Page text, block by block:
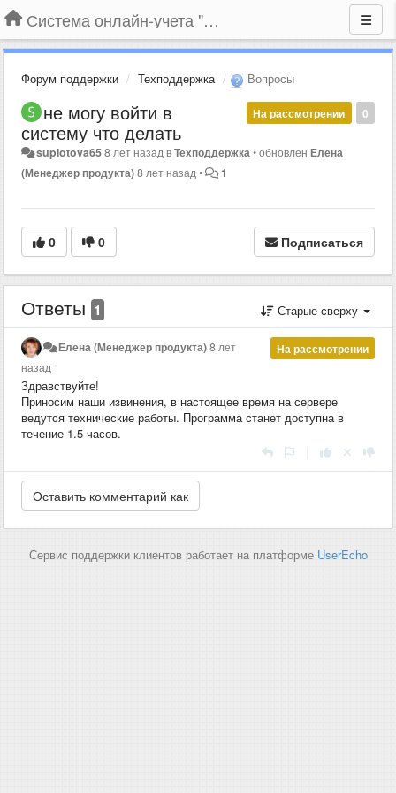
Система онлайн-учета "Большая Птица"
Форум поддержки Техподдержка Вопросы
0
На рассмотрении
не могу войти в
систему что делать
suplotova658 лет назад вТехподдержка •обновленЕлена
(Менеджер продукта)8 лет назад • 1
0 0 Подписаться
Ответы 1 Старые сверху
На рассмотрении
Елена (Менеджер продукта)8 лет
назад
Здравствуйте!
Приносим наши извинения, в настоящее время на сервере
ведутся технические работы. Программа станет доступна в
течение 1.5 часов.
Сервис поддержки клиентов работает на платформе UserEcho